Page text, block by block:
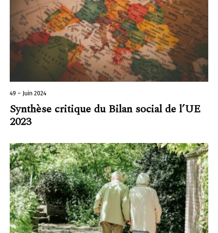
49 – Juin 2024
Synthèse critique du Bilan social de l’UE
2023